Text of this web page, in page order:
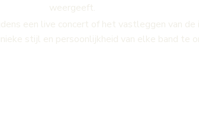
weergeeft.
een live concert of het vastleggen van
stijl en persoonlijkheid van elke band te